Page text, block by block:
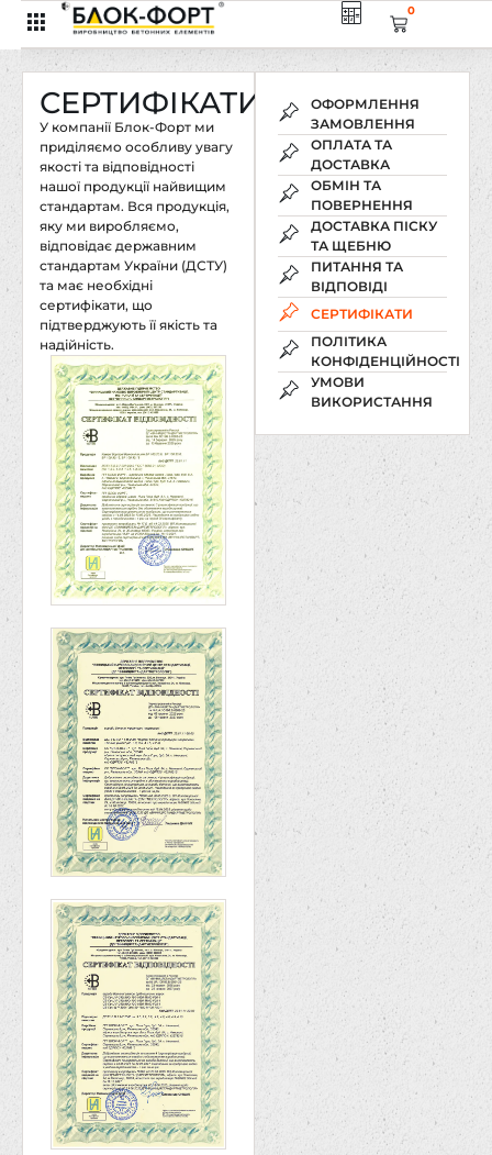
0
СЕРТИФІКАТИ
У компанії Блок-Форт ми
приділяємо особливу увагу
якості та відповідності
нашої продукції найвищим
стандартам. Вся продукція,
яку ми виробляємо,
відповідає державним
стандартам України (ДСТУ)
та має необхідні
сертифікати, що
підтверджують її якість та
надійність.
ОФОРМЛЕННЯ
ЗАМОВЛЕННЯ
ОПЛАТА ТА
ДОСТАВКА
ОБМІН ТА
ПОВЕРНЕННЯ
ДОСТАВКА ПІСКУ
ТА ЩЕБНЮ
ПИТАННЯ ТА
ВІДПОВІДІ
СЕРТИФІКАТИ
ПОЛІТИКА
КОНФІДЕНЦІЙНОСТІ
УМОВИ
ВИКОРИСТАННЯ